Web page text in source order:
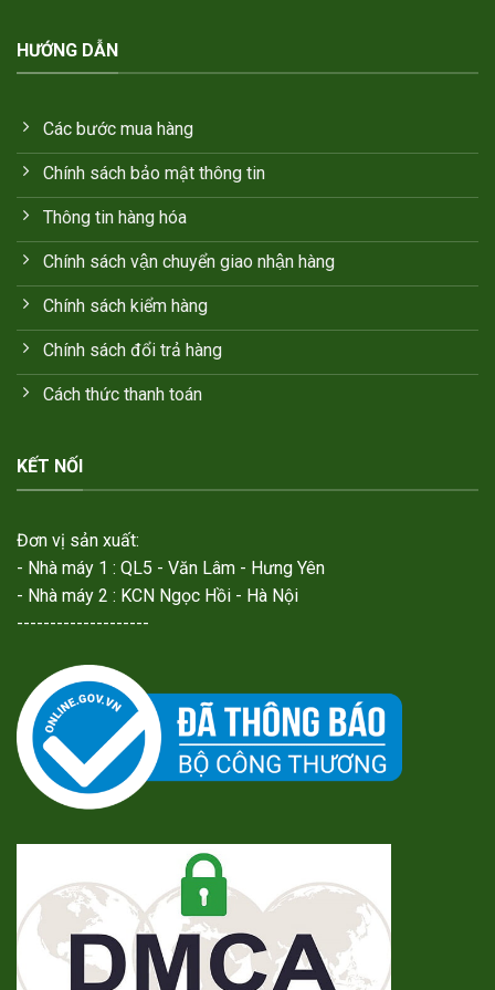
HƯỚNG DẪN
Các bước mua hàng
Chính sách bảo mật thông tin
Thông tin hàng hóa
Chính sách vận chuyển giao nhận hàng
Chính sách kiểm hàng
Chính sách đổi trả hàng
Cách thức thanh toán
KẾT NỐI
Đơn vị sản xuất:
- Nhà máy 1 : QL5 - Văn Lâm - Hưng Yên
- Nhà máy 2 : KCN Ngọc Hồi - Hà Nội
--------------------